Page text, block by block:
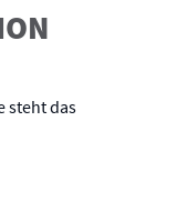
steht das